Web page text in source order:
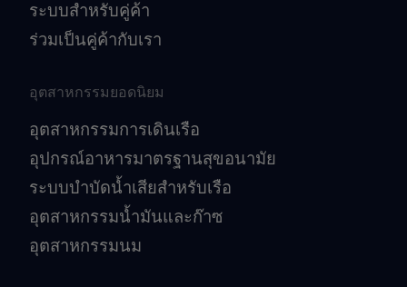
ระบบสำหรับคู่ค้า
ร่วมเป็นคู่ค้ากับเรา
อุตสาหกรรมยอดนิยม
อุตสาหกรรมการเดินเรือ
อุปกรณ์อาหารมาตรฐานสุขอนามัย
ระบบบำบัดน้ำเสียสำหรับเรือ
อุตสาหกรรมน้ำมันและก๊าซ
อุตสาหกรรมนม